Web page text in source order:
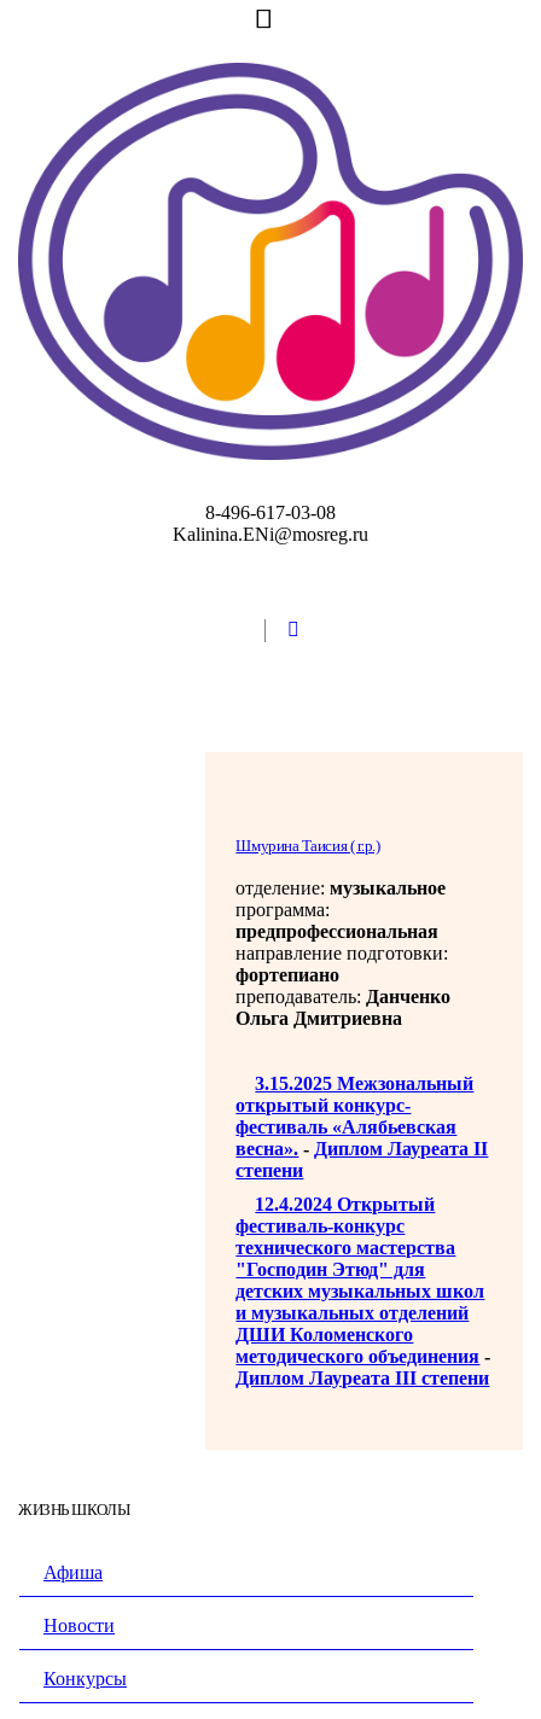
8-496-617-03-08
Kalinina.ENi@mosreg.ru
Шмурина Таисия ( г.р.)
отделение:музыкальное
программа:
предпрофессиональная
направление подготовки:
фортепиано
преподаватель: Данченко
Ольга Дмитриевна
3.15.2025 Межзональный
открытый конкурс-
фестиваль «Алябьевская
весна». - Диплом Лауреата II
степени
12.4.2024 Открытый
фестиваль-конкурс
технического мастерства
"Господин Этюд" для
детских музыкальных школ
и музыкальных отделений
ДШИ Коломенского
методического объединения -
Диплом Лауреата III степени
ЖИЗНЬ ШКОЛЫ
Афиша
Новости
Конкурсы